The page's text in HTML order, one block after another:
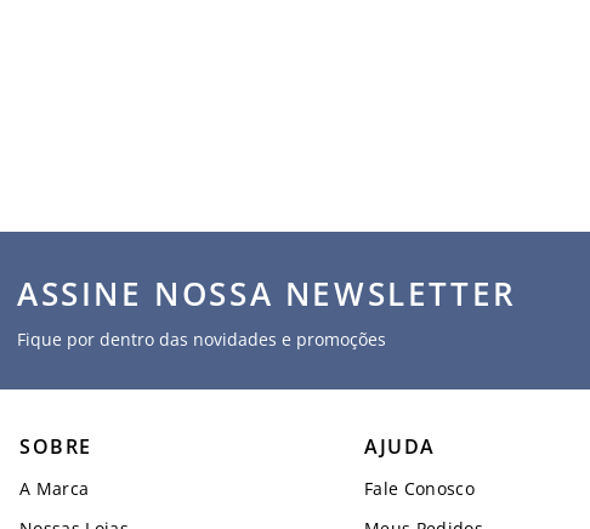
ASSINE NOSSA NEWSLETTER
Fique por dentro das novidades e promoções
SOBRE
A Marca
AJUDA
Fale Conosco